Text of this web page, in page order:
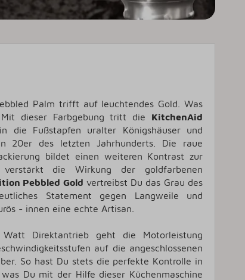
Palm trifft auf leuchtendes Gold. Was
dieser Farbgebung tritt die KitchenAid
die Fußstapfen uralter Königshäuser und
20er des letzten Jahrhunderts. Die raue
bildet einen weiteren Kontrast zur
verstärkt die Wirkung der goldfarbenen
Pebbled Gold vertreibst Du das Grau des
Statement gegen Langweile und
- innen eine echte Artisan.
Direktantrieb geht die Motorleistung
auf die angeschlossenen
So hast Du stets die perfekte Kontrolle in
Du mit der Hilfe dieser Küchenmaschine